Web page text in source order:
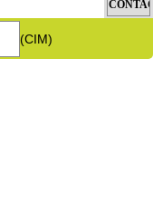
(CIM)